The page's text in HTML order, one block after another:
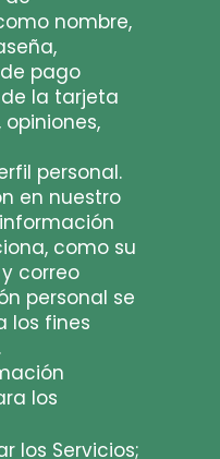
nombre,
pago
la tarjeta
personal.
en nuestro
como su
correo
personal se
los fines
los
los Servicios;